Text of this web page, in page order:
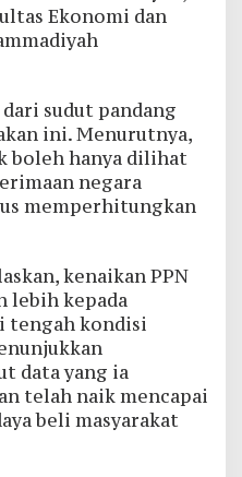
Ekonomi dan
sudut pandang
ini. Menurutnya,
boleh hanya dilihat
negara
memperhitungkan
kenaikan PPN
lebih kepada
tengah kondisi
data yang ia
telah naik mencapai
beli masyarakat